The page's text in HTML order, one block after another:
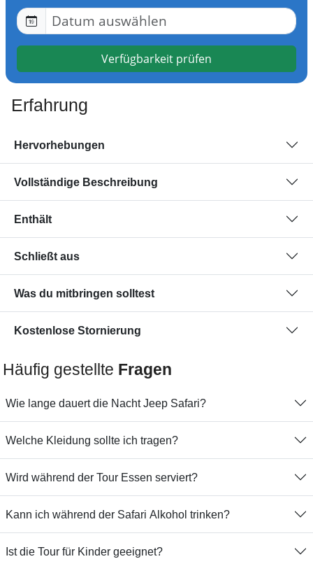
Verfügbarkeit prüfen
Erfahrung
Hervorhebungen
Vollständige Beschreibung
Enthält
Schließt aus
Was du mitbringen solltest
Kostenlose Stornierung
Häufig gestellte Fragen
Wie lange dauert die Nacht Jeep Safari?
Welche Kleidung sollte ich tragen?
Wird während der Tour Essen serviert?
Kann ich während der Safari Alkohol trinken?
Ist die Tour für Kinder geeignet?